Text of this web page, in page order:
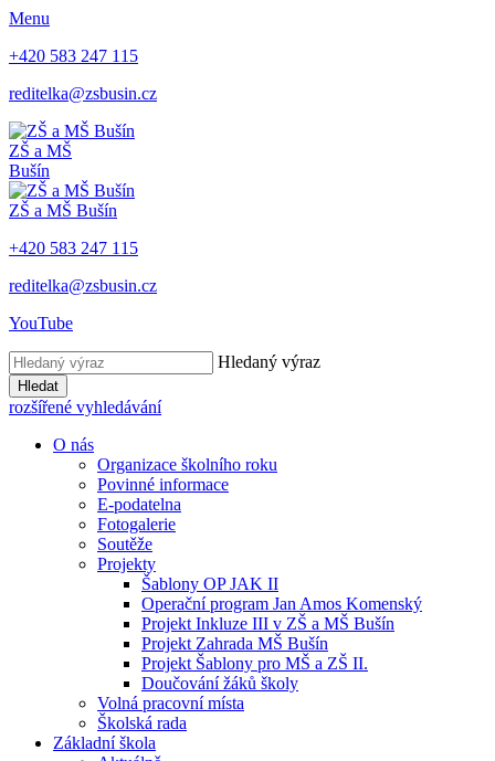
Menu
+420 583 247 115
reditelka@zsbusin.cz
ZŠ a MŠ
Bušín
ZŠ a MŠ Bušín
+420 583 247 115
reditelka@zsbusin.cz
YouTube
Hledaný výraz
Hledat
rozšířené vyhledávání
O nás
Organizace školního roku
Povinné informace
E-podatelna
Fotogalerie
Soutěže
Projekty
Šablony OP JAK II
Operační program Jan Amos Komenský
Projekt Inkluze III v ZŠ a MŠ Bušín
Projekt Zahrada MŠ Bušín
Projekt Šablony pro MŠ a ZŠ II.
Doučování žáků školy
Volná pracovní místa
Školská rada
Základní škola